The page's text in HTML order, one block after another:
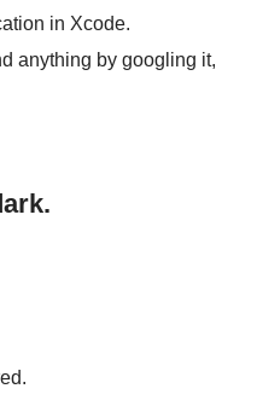
in Xcode.
anything by googling it,